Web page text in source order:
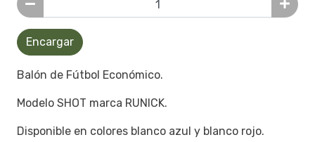
Encargar
Balón de Fútbol Económico.
Modelo SHOT marca RUNICK.
Disponible en colores blanco azul y blanco rojo.